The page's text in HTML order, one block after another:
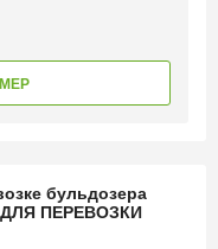
бульдозера
ПЕРЕВОЗКИ